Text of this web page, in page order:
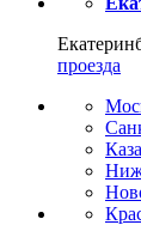
проезда